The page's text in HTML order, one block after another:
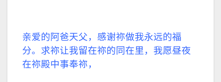
亲爱的阿爸天父，感谢祢做我永远的福
分。求祢让我留在祢的同在里，我愿昼夜
在祢殿中事奉祢，